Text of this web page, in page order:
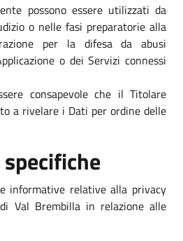
possono essere utilizzati da
o nelle fasi preparatorie alla
per la difesa da abusi
o dei Servizi connessi
consapevole che il Titolare
a rivelare i Dati per ordine delle
informative relative alla privacy
Val Brembilla in relazione alle